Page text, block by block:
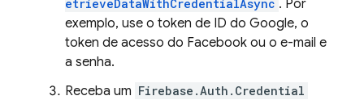
etrieveDataWithCredentialAsync . Por
exemplo, use o token de ID do Google, o
token de acesso do Facebook ou o e-mail e
a senha.
Receba um Firebase.Auth.Credential